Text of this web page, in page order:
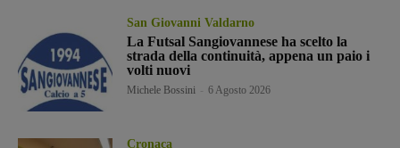
San Giovanni Valdarno
La Futsal Sangiovannese ha scelto la
strada della continuità, appena un paio i
volti nuovi
Michele Bossini 6 Agosto 2026
Cronaca